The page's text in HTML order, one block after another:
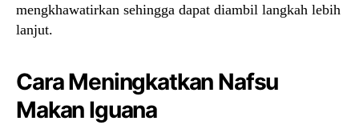
mengkhawatirkan sehingga dapat diambil langkah lebih
lanjut.
Cara Meningkatkan Nafsu
Makan Iguana